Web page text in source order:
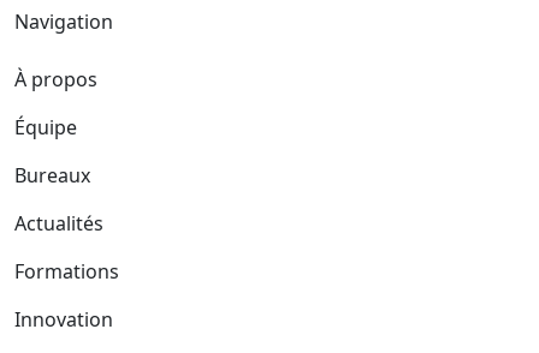
Navigation
À propos
Équipe
Bureaux
Actualités
Formations
Innovation